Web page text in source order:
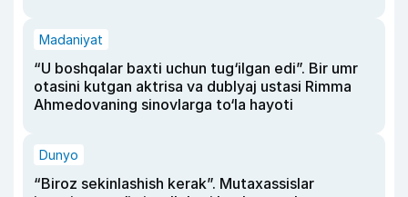
Madaniyat
“U boshqalar baxti uchun tug‘ilgan edi”. Bir umr
otasini kutgan aktrisa va dublyaj ustasi Rimma
Ahmedovaning sinovlarga to‘la hayoti
Dunyo
“Biroz sekinlashish kerak”. Mutaxassislar